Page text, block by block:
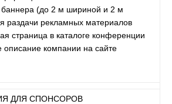
баннера (до 2 м шириной и 2 м
раздачи рекламных материалов
страница в каталоге конференции
описание компании на сайте
ДЛЯ СПОНСОРОВ